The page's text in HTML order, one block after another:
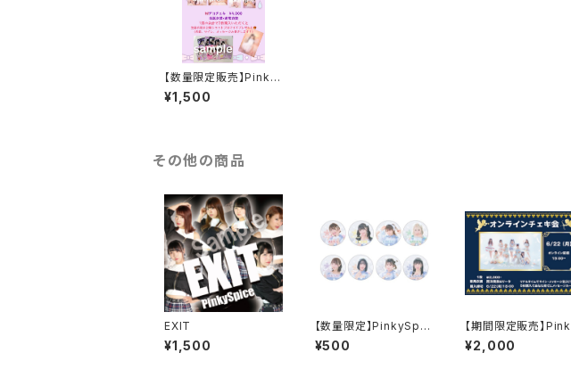
【数量限定販売】Pinky
Spice姫野心愛 202
5誕生祭衣装ソロチェキ
¥1,500
その他の商品
EXIT
¥1,500
【数量限定】PinkySpic
e5周年ワンマン限定衣
装 缶バッジ
¥500
【期間限定販売】
Spiceオンラインチェ
6月22日
¥2,000